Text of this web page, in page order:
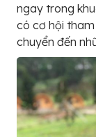
ngay trong
có cơ hội
chuyển đến